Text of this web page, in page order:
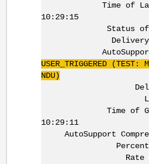
Time of Last
10:29:15
Status of
Delivery
AutoSupport
USER_TRIGGERED (TEST:
NDU)
Delivery
Last
Time of
10:29:11
AutoSupport
Percent
Rate of